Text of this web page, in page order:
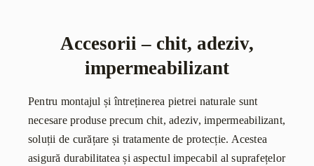
Accesorii – chit, adeziv,
impermeabilizant
Pentru montajul și întreținerea pietrei naturale sunt
necesare produse precum chit, adeziv, impermeabilizant,
soluții de curățare și tratamente de protecție. Acestea
asigură durabilitatea și aspectul impecabil al suprafețelor